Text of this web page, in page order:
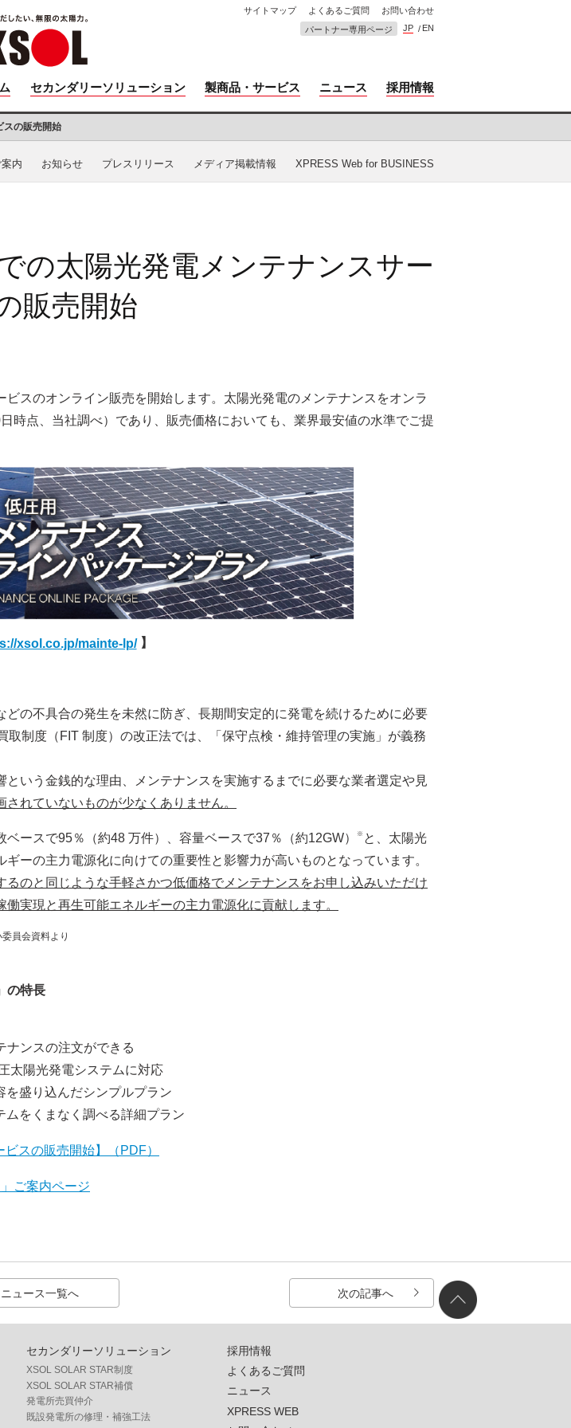
セカンダリーソリューション 製商品・サービス ニュース 採用情報
サイトマップ よくあるご質問
お問い合わせ
パートナー専用ページ
JP EN
スの販売開始
内 お知らせ プレスリリース メディア掲載情報 XPRESS Web for BUSINESS
の太陽光発電メンテナンスサー
販売開始
スのオンライン販売を開始します。太陽光発電のメンテナンスをオンラ
時点、当社調べ）であり、販売価格においても、業界最安値の水準でご提
xsol.co.jp/mainte-lp/】
の不具合の発生を未然に防ぎ、長期間安定的に発電を続けるために必要
制度（FIT 制度）の改正法では、「保守点検・維持管理の実施」が義務
という金銭的な理由、メンテナンスを実施するまでに必要な業者選定や見
されていないものが少なくありません。
ースで95％（約48 万件）、容量ベースで37％（約12GW） ※ と、太陽光
ーの主力電源化に向けての重要性と影響力が高いものとなっています。
のと同じような手軽さかつ低価格でメンテナンスをお申し込みいただけ
実現と再生可能エネルギーの主力電源化に貢献します。
員会資料より
の特長
ンスの注文ができる
太陽光発電システムに対応
り込んだシンプルプラン
くまなく調べる詳細プラン
スの販売開始】（PDF）
ご案内ページ
ニュース一覧へ 次の記事へ
セカンダリーソリューション
XSOL SOLAR STAR制度
XSOL SOLAR STAR補償
発電所売買仲介
既設発電所の修理・補強工法
採用情報
よくあるご質問
ニュース
XPRESS WEB